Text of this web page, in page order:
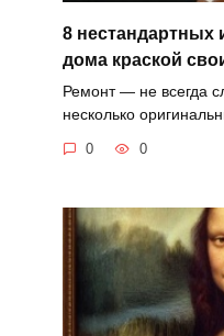
8 нестандартных
дома краской
Ремонт — не всегда
несколько
0 0